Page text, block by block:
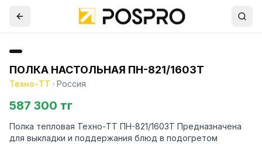
ПОЛКА НАСТОЛЬНАЯ ПН-821/1603Т
Техно-ТТ · Россия
587 300 тг
Полка тепловая Техно-ТТ ПН-821/1603Т Предназначена
для выкладки и поддержания блюд в подогретом